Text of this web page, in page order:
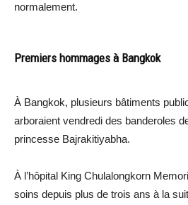
normalement.
Premiers hommages à Bangkok
À Bangkok, plusieurs bâtiments
arboraient vendredi des banderoles
princesse Bajrakitiyabha.
À l’hôpital King Chulalongkorn
soins depuis plus de trois ans à la